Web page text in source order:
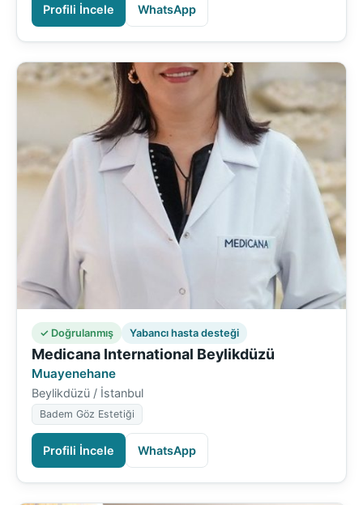
Profili İncele WhatsApp
✓ Doğrulanmış Yabancı hasta desteği
Medicana International Beylikdüzü
Muayenehane
Beylikdüzü / İstanbul
Badem Göz Estetiği
Profili İncele WhatsApp